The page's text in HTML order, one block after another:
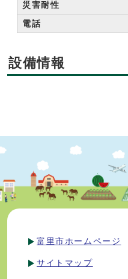
災害耐性
電話
設備情報
富里市ホームページ
サイトマップ